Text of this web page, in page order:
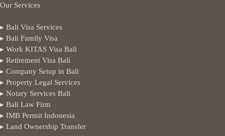
Our Services
▸ Bali Visa Services
▸ Bali Family Visa
▸ Work KITAS Visa Bali
▸ Retirement Visa Bali
▸ Company Setup in Bali
▸ Property Legal Services
▸ Notary Services Bali
▸ Bali Law Firm
▸ IMB Permit Indonesia
▸ Land Ownership Transfer